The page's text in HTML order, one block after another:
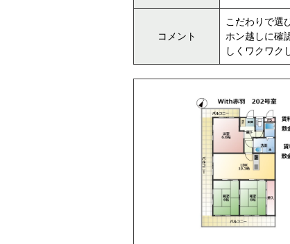
コメント
こだわりで選
ホン越しに確
しくワクワク